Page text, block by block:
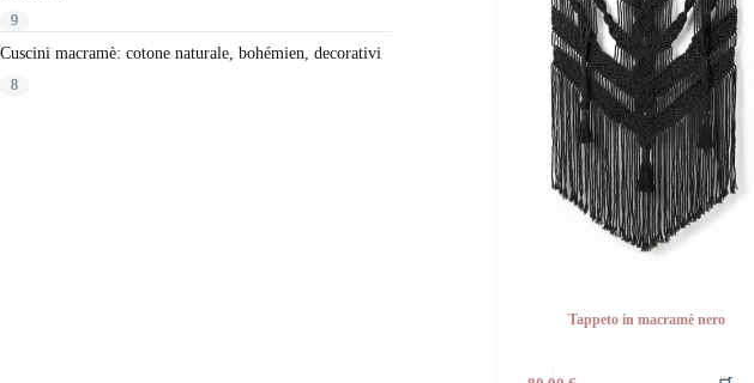
Tappeto in macramè nero
9
Cuscini macramè: cotone naturale, bohémien, decorativi
8